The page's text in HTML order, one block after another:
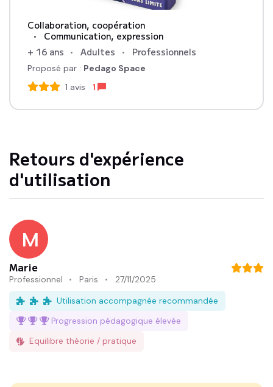
Collaboration, coopération
Communication, expression
+ 16 ans
Adultes Professionnels
Proposé par : Pedago Space
1 avis 1
Retours d'expérience
d'utilisation
M
Marie
Professionnel Paris 27/11/2025
Utilisation accompagnée recommandée
Progression pédagogique élevée
Equilibre théorie / pratique